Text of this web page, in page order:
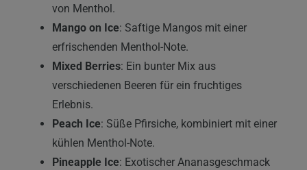
von Menthol.
Mango on Ice: Saftige Mangos mit einer
erfrischenden Menthol-Note.
Mixed Berries: Ein bunter Mix aus
verschiedenen Beeren für ein fruchtiges
Erlebnis.
Peach Ice: Süße Pfirsiche, kombiniert mit einer
kühlen Menthol-Note.
Pineapple Ice: Exotischer Ananasgeschmack